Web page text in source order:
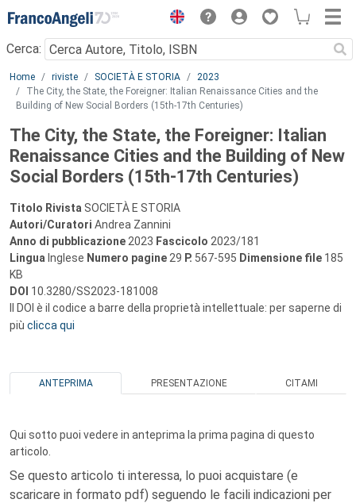
Menu
Cerca:
Main content
Home riviste SOCIETÀ E STORIA
2023
The City, the State, the Foreigner: Italian Renaissance Cities and the
Building of New Social Borders (15th-­17th Centuries)
The City, the State, the Foreigner: Italian
Renaissance Cities and the Building of New
Social Borders (15th-­17th Centuries)
Titolo Rivista SOCIETÀ E STORIA
Autori/Curatori Andrea Zannini
Anno di pubblicazione 2023 Fascicolo 2023/181
Lingua Inglese Numero pagine 29 P. 567-595 Dimensione file 185
KB
DOI 10.3280/SS2023-181008
Il DOI è il codice a barre della proprietà intellettuale: per saperne di
più clicca qui
ANTEPRIMA PRESENTAZIONE CITAMI
Qui sotto puoi vedere in anteprima la prima pagina di questo
articolo.
Se questo articolo ti interessa, lo puoi acquistare (e
scaricare in formato pdf) seguendo le facili indicazioni per